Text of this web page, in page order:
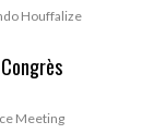
Houffalize
Meeting